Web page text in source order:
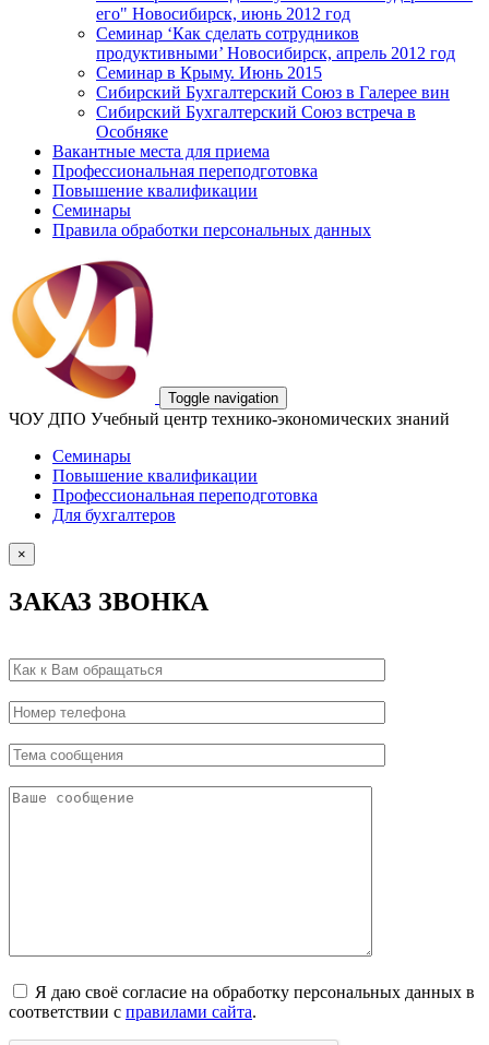
его" Новосибирск, июнь 2012 год
Семинар ‘Как сделать сотрудников
продуктивными’ Новосибирск, апрель 2012 год
Семинар в Крыму. Июнь 2015
Сибирский Бухгалтерский Союз в Галерее вин
Сибирский Бухгалтерский Союз встреча в
Особняке
Вакантные места для приема
Профессиональная переподготовка
Повышение квалификации
Семинары
Правила обработки персональных данных
Toggle navigation
ЧОУ ДПО Учебный центр технико-экономических знаний
Семинары
Повышение квалификации
Профессиональная переподготовка
Для бухгалтеров
×
ЗАКАЗ ЗВОНКА
Я даю своё согласие на обработку персональных данных в
соответствии с правилами сайта.